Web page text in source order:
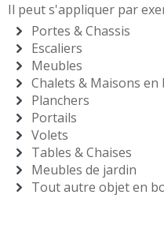
Il peut s'appliquer par
Portes & Chassis
Escaliers
Meubles
Chalets & Maisons en
Planchers
Portails
Volets
Tables & Chaises
Meubles de jardin
Tout autre objet en